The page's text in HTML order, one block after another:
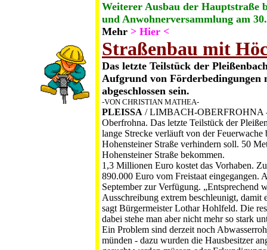
Weiterer Ausbau der Hauptstraße
und Anwohnerversammlung am
Mehr > Hier <
Straßenbau mit
Das letzte Teilstück der
Aufgrund von Förderbedingungen
abgeschlossen sein.
-VON CHRISTIAN MATHEA-
PLEISSA / LIMBACH-OBERFROHNA -
Oberfrohna. Das letzte Teilstück der
lange Strecke verläuft von der
Hohensteiner Straße verhindern soll. 50
Hohensteiner Straße bekommen.
1,3 Millionen Euro kostet das Vorhaben.
890.000 Euro vom Frei­staat eingegangen.
September zur Verfü­gung. „Entsprechend
Ausschreibung extrem beschleunigt,
sagt Bür­germeister Lothar Hohlfeld. Die
da­bei stehe man aber nicht mehr so stark
Ein Problem sind derzeit noch
münden - dazu wurden die Hausbesitzer